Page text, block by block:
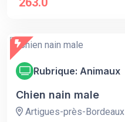
Rubrique: Animaux
Chien nain male
Artigues-près-Bordeaux